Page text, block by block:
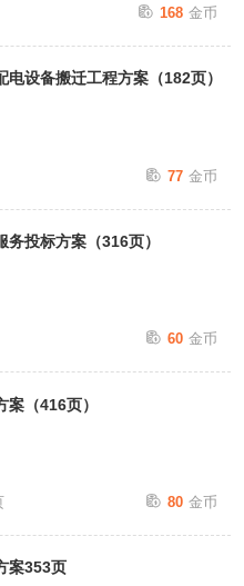
168 金币
设备搬迁工程方案（182页）
77 金币
投标方案（316页）
60 金币
（416页）
80 金币
案353页